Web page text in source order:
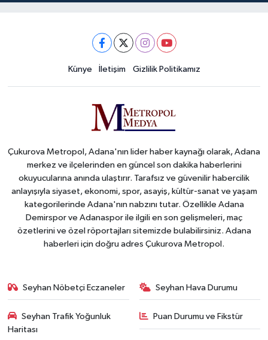
Künye İletişim Gizlilik Politikamız
Çukurova Metropol, Adana'nın lider haber kaynağı olarak, Adana
merkez ve ilçelerinden en güncel son dakika haberlerini
okuyucularına anında ulaştırır. Tarafsız ve güvenilir habercilik
anlayışıyla siyaset, ekonomi, spor, asayiş, kültür-sanat ve yaşam
kategorilerinde Adana'nın nabzını tutar. Özellikle Adana
Demirspor ve Adanaspor ile ilgili en son gelişmeleri, maç
özetlerini ve özel röportajları sitemizde bulabilirsiniz. Adana
haberleri için doğru adres Çukurova Metropol.
Seyhan Nöbetçi Eczaneler Seyhan Hava Durumu
Seyhan Trafik Yoğunluk
Haritası
Puan Durumu ve Fikstür